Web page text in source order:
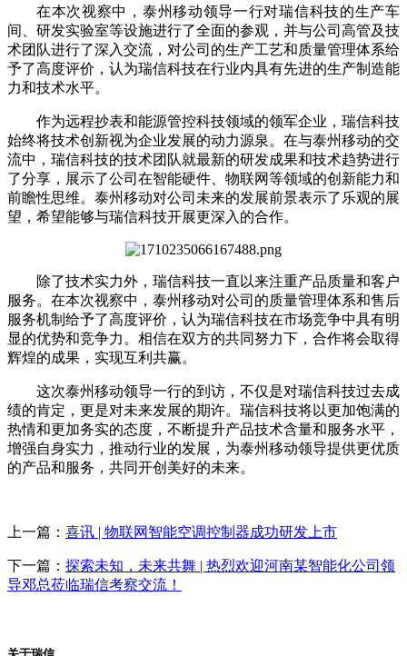
在本次视察中，泰州移动领导一行对瑞信科技的生产车
间、研发实验室等设施进行了全面的参观，并与公司高管及技
术团队进行了深入交流，对公司的生产工艺和质量管理体系给
予了高度评价，认为瑞信科技在行业内具有先进的生产制造能
力和技术水平。
作为远程抄表和能源管控科技领域的领军企业，瑞信科技
始终将技术创新视为企业发展的动力源泉。在与泰州移动的交
流中，瑞信科技的技术团队就最新的研发成果和技术趋势进行
了分享，展示了公司在智能硬件、物联网等领域的创新能力和
前瞻性思维。泰州移动对公司未来的发展前景表示了乐观的展
望，希望能够与瑞信科技开展更深入的合作。
除了技术实力外，瑞信科技一直以来注重产品质量和客户
服务。在本次视察中，泰州移动对公司的质量管理体系和售后
服务机制给予了高度评价，认为瑞信科技在市场竞争中具有明
显的优势和竞争力。相信在双方的共同努力下，合作将会取得
辉煌的成果，实现互利共赢。
这次泰州移动领导一行的到访，不仅是对瑞信科技过去成
绩的肯定，更是对未来发展的期许。瑞信科技将以更加饱满的
热情和更加务实的态度，不断提升产品技术含量和服务水平，
增强自身实力，推动行业的发展，为泰州移动领导提供更优质
的产品和服务，共同开创美好的未来。
上一篇： 喜讯 | 物联网智能空调控制器成功研发上市
下一篇： 探索未知，未来共舞 | 热烈欢迎河南某智能化公司领
导邓总莅临瑞信考察交流！